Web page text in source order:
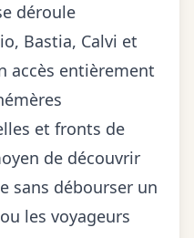
déroule
Bastia, Calvi et
accès entièrement
et fronts de
de découvrir
sans débourser un
les voyageurs